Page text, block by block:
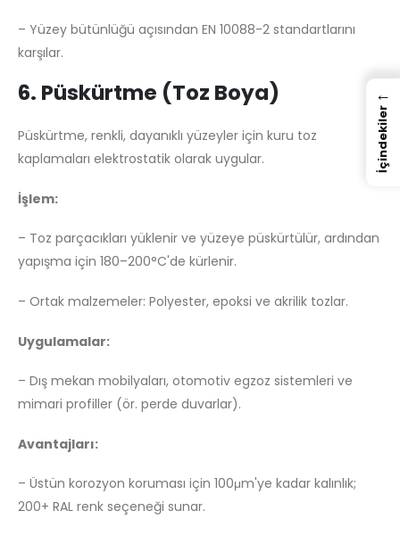
– Yüzey bütünlüğü açısından EN 10088-2 standartlarını
karşılar.
6. Püskürtme (Toz Boya)
Püskürtme, renkli, dayanıklı yüzeyler için kuru toz
kaplamaları elektrostatik olarak uygular.
İşlem:
– Toz parçacıkları yüklenir ve yüzeye püskürtülür, ardından
yapışma için 180–200°C'de kürlenir.
– Ortak malzemeler: Polyester, epoksi ve akrilik tozlar.
Uygulamalar:
– Dış mekan mobilyaları, otomotiv egzoz sistemleri ve
mimari profiller (ör. perde duvarlar).
Avantajları:
– Üstün korozyon koruması için 100μm'ye kadar kalınlık;
200+ RAL renk seçeneği sunar.
←
İçindekiler